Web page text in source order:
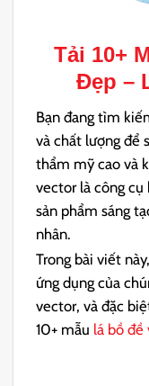
Tải 10+
Đẹp –
Bạn đang tìm
và chất lượng để
thẩm mỹ cao và
vector là công
sản phẩm sáng
nhân.
Trong bài viết
ứng dụng của
vector, và đặc
10+ mẫu lá bồ đề